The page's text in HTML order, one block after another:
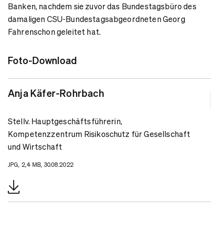
Banken, nachdem sie zuvor das Bundestagsbüro des
damaligen CSU-Bundestagsabgeordneten Georg
Fahrenschon geleitet hat.
Foto-Download
Anja Käfer-Rohrbach
Stellv. Hauptgeschäftsführerin,
Kompetenzzentrum Risikoschutz für Gesellschaft
und Wirtschaft
JPG, 2,4 MB, 30.08.2022